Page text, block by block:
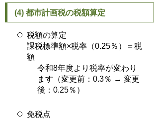
(4) 都市計画税の税額算定
税額の算定
課税標準額×税率（0.25％）＝税
額
令和8年度より税率が変わり
ます（変更前：0.3％ → 変更
後：0.25％）
免税点